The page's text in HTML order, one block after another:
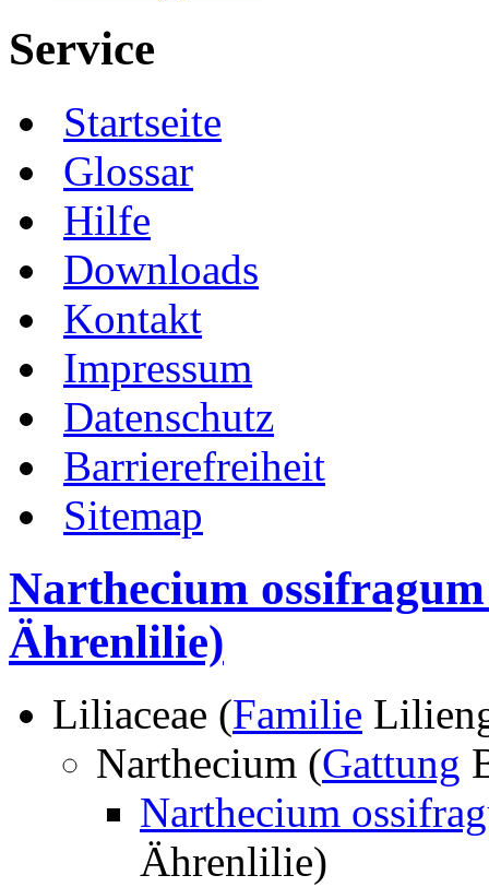
Service
Startseite
Glossar
Hilfe
Downloads
Kontakt
Impressum
Datenschutz
Barrierefreiheit
Sitemap
Narthecium
Ährenlilie)
Liliaceae (Familie
Narthecium (Gattung
Narthecium
Ährenlilie)